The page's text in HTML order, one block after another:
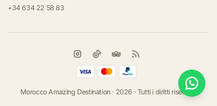
+34 634 22 58 83
Morocco Amazing Destination · 2026 · Tutti i diritti riservati.